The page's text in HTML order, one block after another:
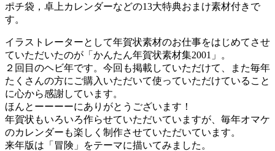
ポチ袋，卓上カレンダーなどの13大特典おまけ素材付きで
す。
イラストレーターとして年賀状素材のお仕事をはじめてさせ
ていただいたのが「かんたん年賀状素材集2001」。
２回目のヘビ年です。今回も掲載していただけて、また毎年
たくさんの方にご購入いただいて使っていただけていること
に心から感謝しています。
ほんとーーーーにありがとうございます！
年賀状もいろいろ作らせていただいていますが、毎年オマケ
のカレンダーも楽しく制作させていただいています。
来年版は「冒険」をテーマに描いてみました。